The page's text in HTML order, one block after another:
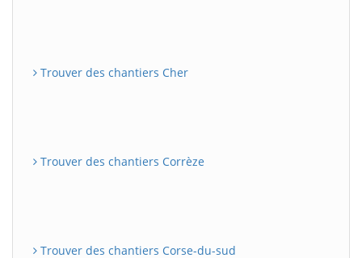
Trouver des chantiers Cher
Trouver des chantiers Corrèze
Trouver des chantiers Corse-du-sud